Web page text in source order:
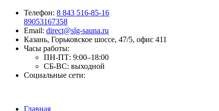
Телефон: 8 843 516-85-16
89053167358
Email: direct@slg-sauna.ru
Казань, Горьковское шоссе, 47/5, офис 411
Часы работы:
ПН-ПТ: 9:00–18:00
СБ-ВС: выходной
Социальные сети:
Главная